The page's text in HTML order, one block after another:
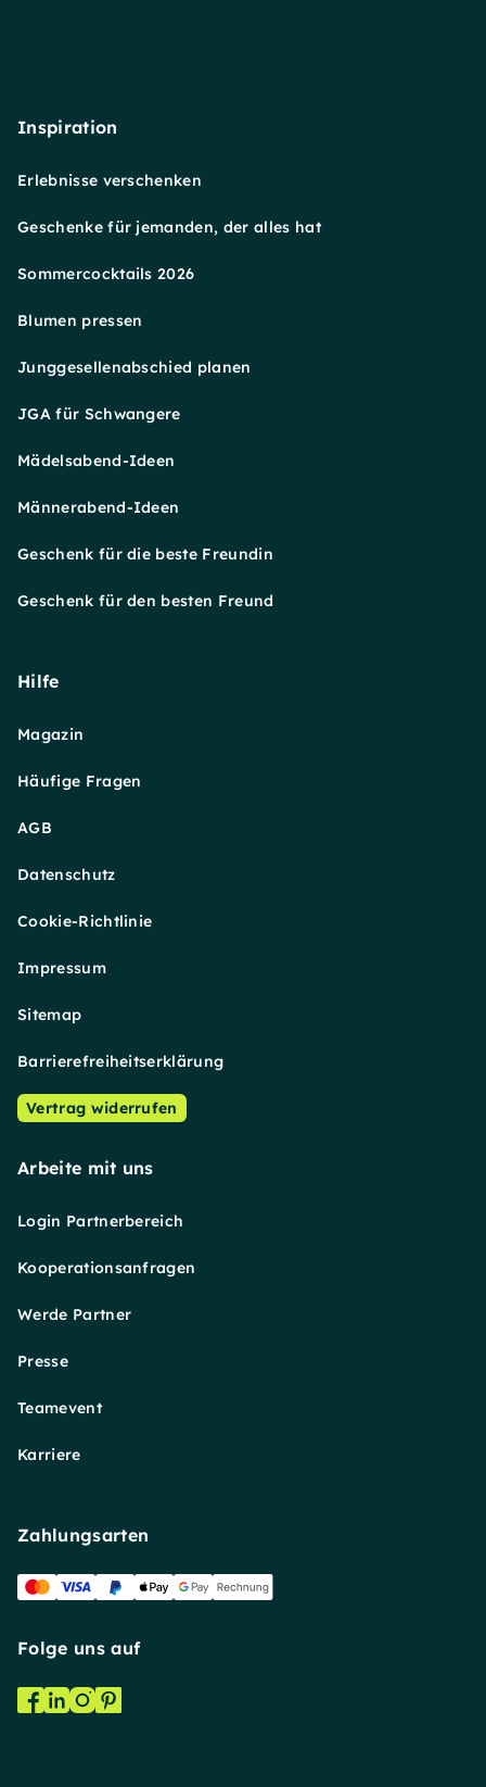
Inspiration
Erlebnisse verschenken
Geschenke für jemanden, der alles hat
Sommercocktails 2026
Blumen pressen
Junggesellenabschied planen
JGA für Schwangere
Mädelsabend-Ideen
Männerabend-Ideen
Geschenk für die beste Freundin
Geschenk für den besten Freund
Hilfe
Magazin
Häufige Fragen
AGB
Datenschutz
Cookie-Richtlinie
Impressum
Sitemap
Barrierefreiheitserklärung
Vertrag widerrufen
Arbeite mit uns
Login Partnerbereich
Kooperationsanfragen
Werde Partner
Presse
Teamevent
Karriere
Zahlungsarten
Folge uns auf